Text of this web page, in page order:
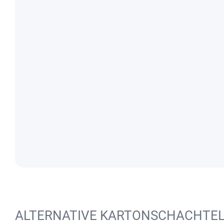
ALTERNATIVE